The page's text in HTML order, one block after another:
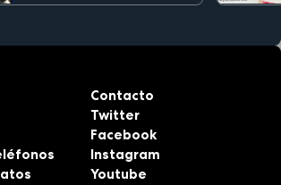
Contacto
Twitter
Facebook
Instagram
Youtube